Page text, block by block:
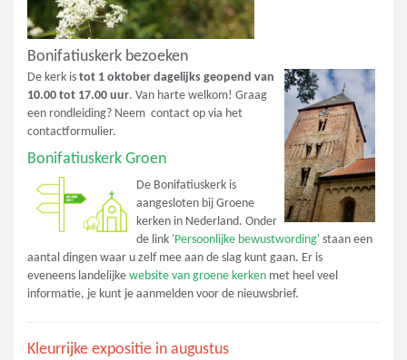
Bonifatiuskerk bezoeken
De kerk is tot 1 oktober dagelijks geopend van
10.00 tot 17.00 uur. Van harte welkom! Graag
een rondleiding? Neem contact op via het
contactformulier.
Bonifatiuskerk Groen
De Bonifatiuskerk is
aangesloten bij Groene
kerken in Nederland. Onder
de link 'Persoonlijke bewustwording' staan een
aantal dingen waar u zelf mee aan de slag kunt gaan. Er is
eveneens landelijke website van groene kerken met heel veel
informatie, je kunt je aanmelden voor de nieuwsbrief.
Kleurrijke expositie in augustus